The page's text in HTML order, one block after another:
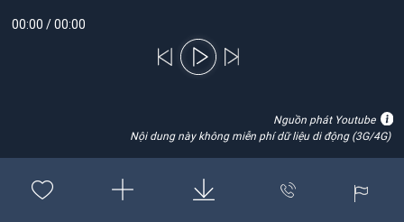
00:00 /00:00
Nguồn phát Youtube
Nội dung này không miễn phí dữ liệu di động (3G/4G)